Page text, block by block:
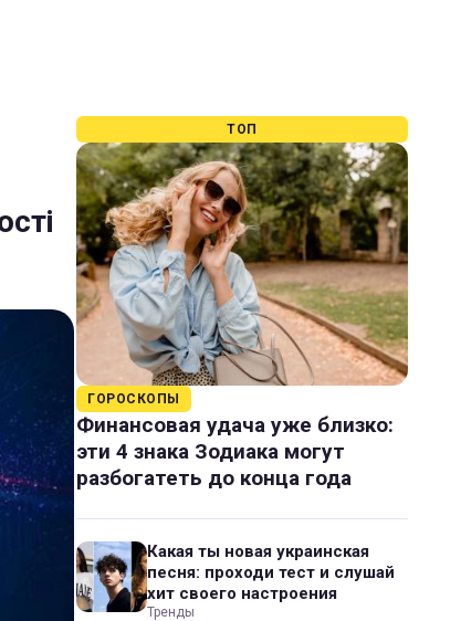
ТОП
ГОРОСКОПЫ
Финансовая удача уже близко:
эти 4 знака Зодиака могут
разбогатеть до конца года
Какая ты новая украинская
песня: проходи тест и слушай
хит своего настроения
Тренды